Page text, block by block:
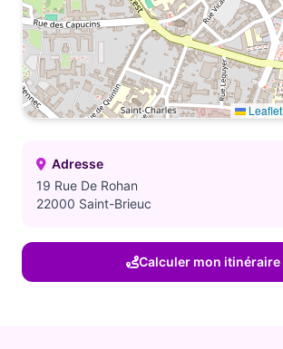
Leaflet
Adresse
19 Rue De Rohan
22000 Saint-Brieuc
Calculer mon itinéraire